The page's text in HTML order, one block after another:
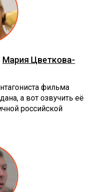
Мария Цветкова-
фильма
а вот озвучить её
российской